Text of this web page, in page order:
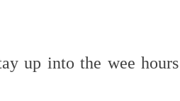
up into the wee